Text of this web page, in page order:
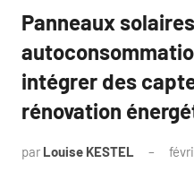
Panneaux
intégrer des
rénovation
par Louise KESTEL